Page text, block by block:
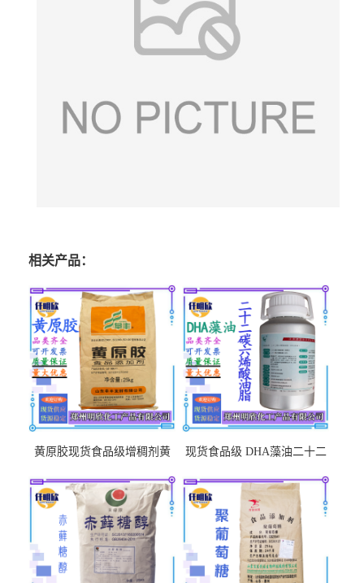
相关产品：
黄原胶现货食品级增稠剂黄
中轩黄原胶
现货食品级 DHA藻油二十二
惠DHA藻油